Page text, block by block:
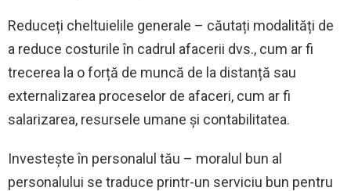
Reduceți cheltuielile generale – căutați modalități de
a reduce costurile în cadrul afacerii dvs., cum ar fi
trecerea la o forță de muncă de la distanță sau
externalizarea proceselor de afaceri, cum ar fi
salarizarea, resursele umane și contabilitatea.
Investește în personalul tău – moralul bun al
personalului se traduce printr-un serviciu bun pentru